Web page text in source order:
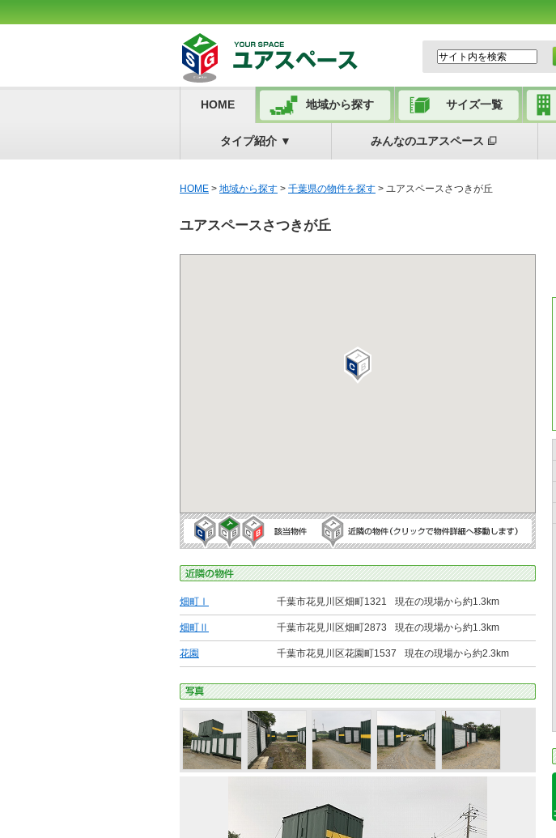
HOME 地域から探す サイズ一覧
タイプ紹介 ▼ みんなのユアスペース
HOME > 地域から探す > 千葉県の物件を探す > ユアスペースさつきが丘
ユアスペースさつきが丘
畑町Ⅰ 千葉市花見川区畑町1321 現在の現場から約1.3km
畑町Ⅱ 千葉市花見川区畑町2873 現在の現場から約1.3km
花園 千葉市花見川区花園町1537 現在の現場から約2.3km